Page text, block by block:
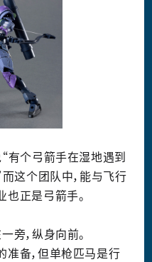
有个弓箭手在湿地遇到
这个团队中，能与飞行
正是弓箭手。
旁，纵身向前。
准备，但单枪匹马是行